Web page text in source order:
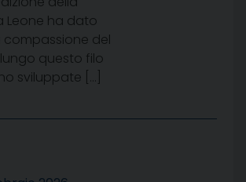
Leone ha dato
compassione del
questo filo
sviluppate […]